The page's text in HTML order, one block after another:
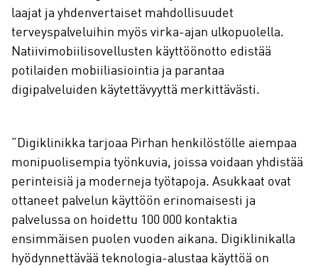
laajat ja yhdenvertaiset mahdollisuudet
terveyspalveluihin myös virka-ajan ulkopuolella.
Natiivimobiilisovellusten käyttöönotto edistää
potilaiden mobiiliasiointia ja parantaa
digipalveluiden käytettävyyttä merkittävästi.
”Digiklinikka tarjoaa Pirhan henkilöstölle aiempaa
monipuolisempia työnkuvia, joissa voidaan yhdistää
perinteisiä ja moderneja työtapoja. Asukkaat ovat
ottaneet palvelun käyttöön erinomaisesti ja
palvelussa on hoidettu 100 000 kontaktia
ensimmäisen puolen vuoden aikana. Digiklinikalla
hyödynnettävää teknologia-alustaa käyttöä on